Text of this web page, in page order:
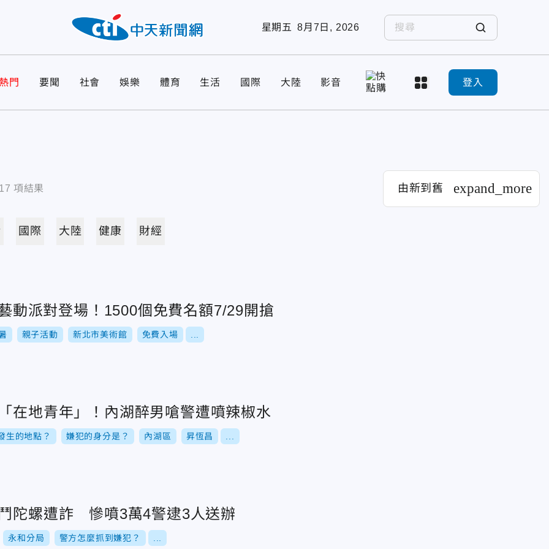
星期五 8月7日, 2026
門 要聞 社會 娛樂 體育 生活 國際 大陸 影音 登入
項結果 由新到舊 expand_more
國際 大陸 健康 財經
動派對登場！1500個免費名額7/29開搶
親子活動 新北市美術館 免費入場
在地青年」！內湖醉男嗆警遭噴辣椒水
生的地點？ 嫌犯的身分是？ 內湖區 昇恆昌
陀螺遭詐 慘噴3萬4警逮3人送辦
永和分局 警方怎麼抓到嫌犯？